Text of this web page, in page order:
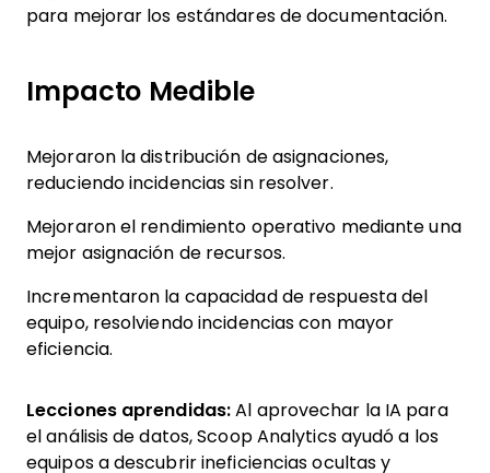
para mejorar los estándares de documentación.
Impacto Medible
Mejoraron la distribución de asignaciones,
reduciendo incidencias sin resolver.
Mejoraron el rendimiento operativo mediante una
mejor asignación de recursos.
Incrementaron la capacidad de respuesta del
equipo, resolviendo incidencias con mayor
eficiencia.
Lecciones aprendidas: Al aprovechar la IA para
el análisis de datos, Scoop Analytics ayudó a los
equipos a descubrir ineficiencias ocultas y